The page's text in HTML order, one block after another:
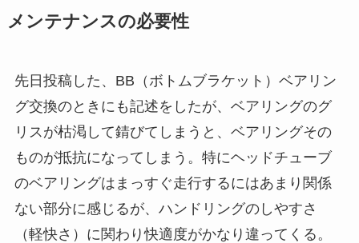
メンテナンスの必要性
先日投稿した、BB（ボトムブラケット）ベアリン
グ交換のときにも記述をしたが、ベアリングのグ
リスが枯渇して錆びてしまうと、ベアリングその
ものが抵抗になってしまう。特にヘッドチューブ
のベアリングはまっすぐ走行するにはあまり関係
ない部分に感じるが、ハンドリングのしやすさ
（軽快さ）に関わり快適度がかなり違ってくる。